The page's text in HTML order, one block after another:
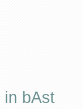
in bAst